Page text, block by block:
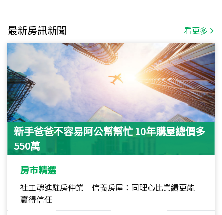
最新房訊新聞 看更多
新手爸爸不容易阿公幫幫忙 10年購屋總價多
550萬
房市精選
社工魂進駐房仲業 信義房屋：同理心比業績更能
贏得信任